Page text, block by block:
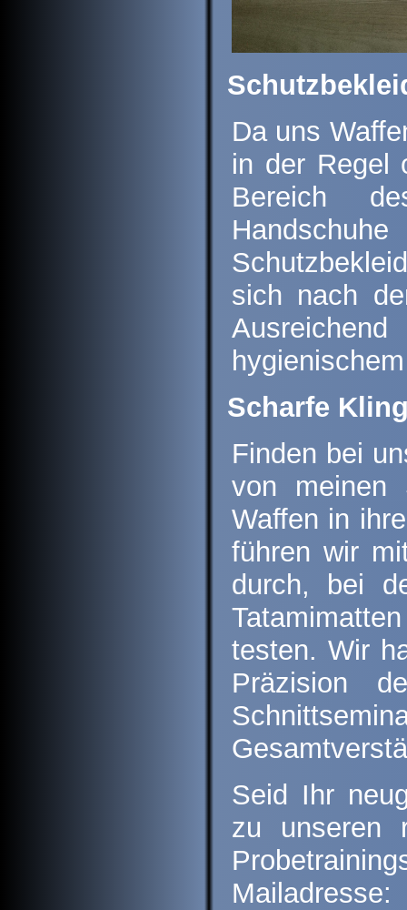
Da uns
in der Regel
Bereich
sich nach
Scharfe
Finden bei
von meinen
Waffen in
führen wir
durch, bei
testen. Wir
Präzision
Seid Ihr
zu unseren
Mailadresse: